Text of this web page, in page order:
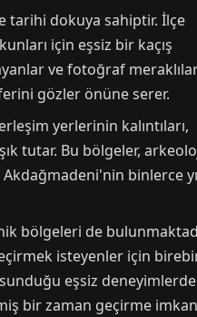
tarihi dokuya sahiptir. İlçe
için eşsiz bir kaçış
ve fotoğraf
gözler önüne serer.
yerlerinin kalıntıları,
tutar. Bu bölgeler,
binlerce
bölgeleri de
isteyenler için
eşsiz
bir zaman geçirme